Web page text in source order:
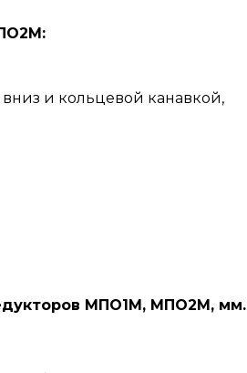
:
и кольцевой канавкой,
МПО1М, МПО2М, мм.